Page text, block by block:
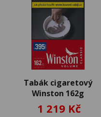
Tabák cigaretový
Winston 162g
1 219 Kč